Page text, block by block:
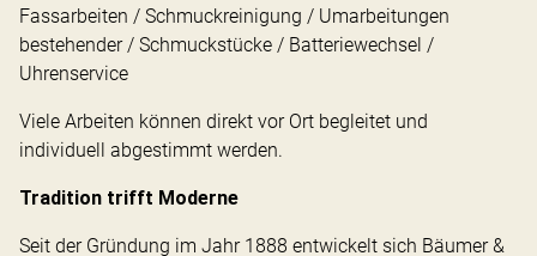
Fassarbeiten / Schmuckreinigung / Umarbeitungen
bestehender / Schmuckstücke / Batteriewechsel /
Uhrenservice
Viele Arbeiten können direkt vor Ort begleitet und
individuell abgestimmt werden.
Tradition trifft Moderne
Seit der Gründung im Jahr 1888 entwickelt sich Bäumer &